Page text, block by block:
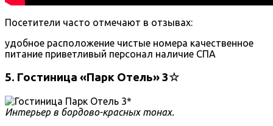
Посетители часто отмечают в отзывах:
удобное расположение чистые номера качественное
питание приветливый персонал наличие СПА
5. Гостиница «Парк Отель» 3☆
Интерьер в бордово-красных тонах.